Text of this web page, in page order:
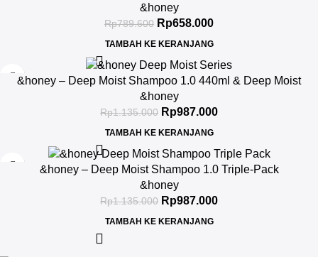
Oil 3.0 100ml
&honey
Rp789.600 Rp658.000
TAMBAH KE KERANJANG
&honey – Deep Moist Shampoo 1.0 440ml & Deep Moist
Treatment 2.0 445Gr & Deep Moist Hair Oil 3.0 100ml
&honey
Rp1.135.000 Rp987.000
TAMBAH KE KERANJANG
&honey – Deep Moist Shampoo 1.0 Triple-Pack
&honey
Rp1.135.000 Rp987.000
TAMBAH KE KERANJANG